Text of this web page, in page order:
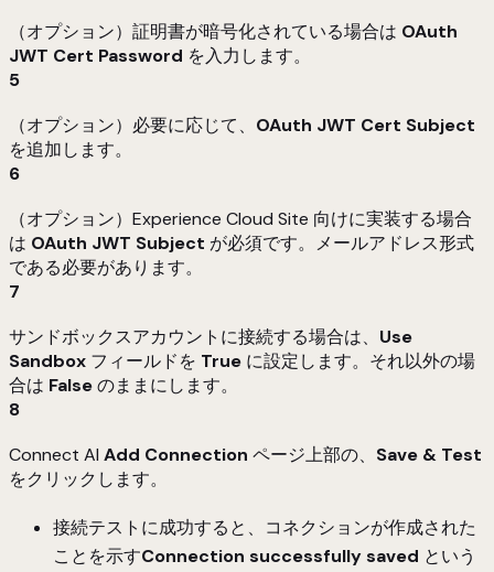
（オプション）証明書が暗号化されている場合は OAuth
JWT Cert Password を入力します。
5
（オプション）必要に応じて、 OAuth JWT Cert Subject
を追加します。
6
（オプション）Experience Cloud Site 向けに実装する場合
は OAuth JWT Subject が必須です。メールアドレス形式
である必要があります。
7
サンドボックスアカウントに接続する場合は、 Use
Sandbox フィールドを True に設定します。それ以外の場
合は Falseのままにします。
8
Connect AI Add Connection ページ上部の、 Save & Test
をクリックします。
接続テストに成功すると、コネクションが作成された
ことを示すConnection successfully saved という